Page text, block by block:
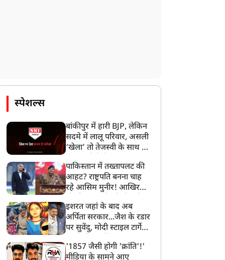
स्पेशल्स
बांकीपुर में हारी BJP, लेकिन
सदमे में लालू परिवार, असली
‘खेला’ तो तेजस्वी के साथ हो
पाकिस्तान में तख्तापलट की
आहट? राष्ट्रपति बनना चाह
रहे आसिम मुनीर! आखिर
बनाया मोहरा?
इशरत जहां के बाद अब
अर्पिता सरकार...जैश के रडार
पर सुवेंदु, मोदी स्टाइल टार्गेट
बड़ा एक्शन!
'1857 जैसी होगी 'क्रांति'!'
मीडिया के सामने आए